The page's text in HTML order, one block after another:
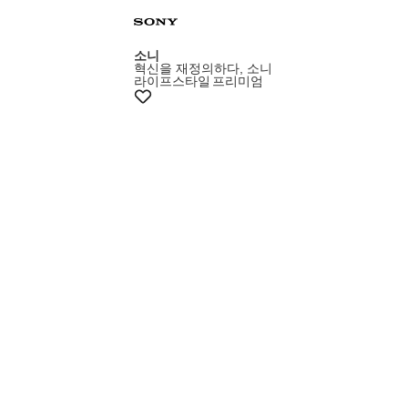
+5% 쿠폰
소니
혁신을 재정의하다, 소니
라이프스타일 프리미엄